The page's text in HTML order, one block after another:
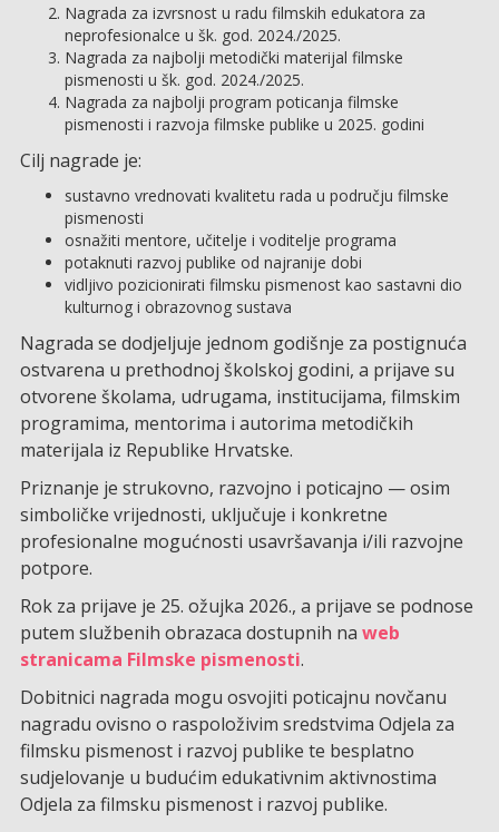
Nagrada za izvrsnost u radu filmskih edukatora za
neprofesionalce u šk. god. 2024./2025.
Nagrada za najbolji metodički materijal filmske
pismenosti u šk. god. 2024./2025.
Nagrada za najbolji program poticanja filmske
pismenosti i razvoja filmske publike u 2025. godini
Cilj nagrade je:
sustavno vrednovati kvalitetu rada u području filmske
pismenosti
osnažiti mentore, učitelje i voditelje programa
potaknuti razvoj publike od najranije dobi
vidljivo pozicionirati filmsku pismenost kao sastavni dio
kulturnog i obrazovnog sustava
Nagrada se dodjeljuje jednom godišnje za postignuća
ostvarena u prethodnoj školskoj godini, a prijave su
otvorene školama, udrugama, institucijama, filmskim
programima, mentorima i autorima metodičkih
materijala iz Republike Hrvatske.
Priznanje je strukovno, razvojno i poticajno — osim
simboličke vrijednosti, uključuje i konkretne
profesionalne mogućnosti usavršavanja i/ili razvojne
potpore.
Rok za prijave je 25. ožujka 2026., a prijave se podnose
putem službenih obrazaca dostupnih na web
stranicama Filmske pismenosti.
Dobitnici nagrada mogu osvojiti poticajnu novčanu
nagradu ovisno o raspoloživim sredstvima Odjela za
filmsku pismenost i razvoj publike te besplatno
sudjelovanje u budućim edukativnim aktivnostima
Odjela za filmsku pismenost i razvoj publike.